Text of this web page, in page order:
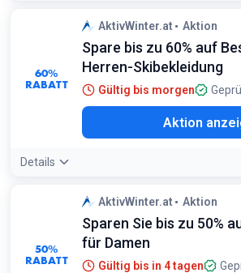
60%
RABATT
AktivWinter.at Aktion
Spare bis zu 60% auf
Herren-Skibekleidung
Gültig bis morgen
Aktion
Details
50%
RABATT
AktivWinter.at Aktion
Sparen Sie bis zu 50%
für Damen
Gültig bis in 4 tagen